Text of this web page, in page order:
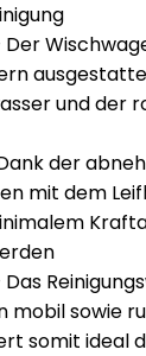
und der
der
mit dem
mobil sowie
somit ideal